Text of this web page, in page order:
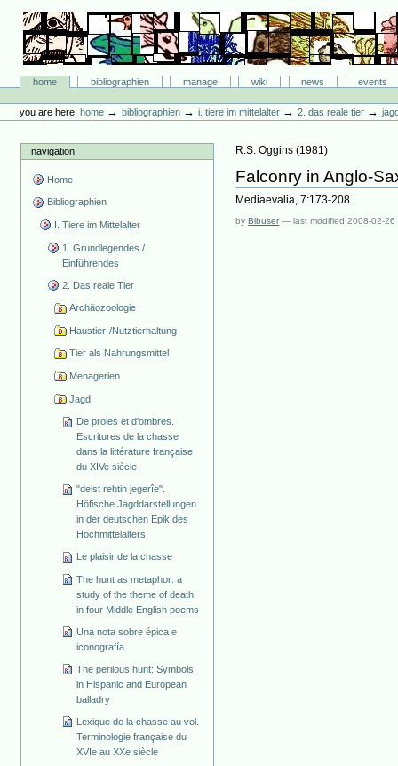
content.
navigation
Bibliographie-Portal
Sectionshome bibliographien manage wiki news
events
tools
you are here: home →bibliographien →i. tiere im mittelalter →2. das reale tier →
navigation
Home
Bibliographien
I. Tiere im Mittelalter
1. Grundlegendes /
Einführendes
2. Das reale Tier
Archäozoologie
Haustier-/Nutztierhaltung
Tier als Nahrungsmittel
Menagerien
Jagd
De proies et d'ombres.
Escritures de la chasse
dans la littérature française
du XIVe siècle
"deist rehtin jegerîe".
Höfische Jagddarstellungen
in der deutschen Epik des
Hochmittelalters
Le plaisir de la chasse
The hunt as metaphor: a
study of the theme of death
in four Middle English poems
Una nota sobre épica e
iconografía
The perilous hunt: Symbols
in Hispanic and European
balladry
Lexique de la chasse au vol.
Terminologie française du
XVIe au XXe siècle
R.S. Oggins (1981)
Falconry in Anglo-
Mediaevalia, 7:173-208.
byBibuser —last modified2008-02-26